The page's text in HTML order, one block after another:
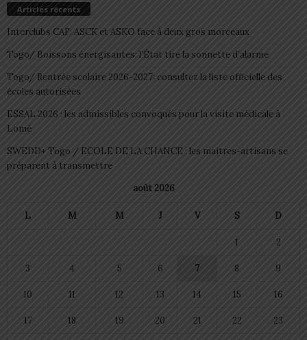
Articles récents
Interclubs CAF: ASCK et ASKO face à deux gros morceaux
Togo/ Boissons énergisantes: l’État tire la sonnette d’alarme
Togo/ Rentrée scolaire 2026-2027: consultez la liste officielle des
écoles autorisées
ESSAL 2026 : les admissibles convoqués pour la visite médicale à
Lomé
SWEDD+ Togo / ECOLE DE LA CHANCE : les maitres-artisans se
préparent à transmettre
août 2026
L M M J V S D
1 2
3 4 5 6 7 8 9
10 11 12 13 14 15 16
17 18 19 20 21 22 23